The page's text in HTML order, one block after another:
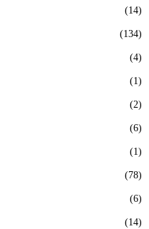
14
134
4
1
2
6
1
78
6
14